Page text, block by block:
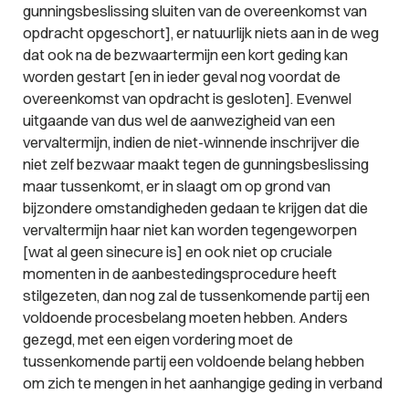
gunningsbeslissing sluiten van de overeenkomst van
opdracht opgeschort], er natuurlijk niets aan in de weg
dat ooknade bezwaartermijn een kort geding kan
worden gestart [en in ieder geval nog voordat de
overeenkomst van opdracht is gesloten]. Evenwel
uitgaande van dus wel de aanwezigheid van een
vervaltermijn, indien de niet-winnende inschrijver die
niet zelf bezwaar maakt tegen de gunningsbeslissing
maar tussenkomt, er in slaagt om op grond van
bijzondere omstandigheden gedaan te krijgen dat die
vervaltermijn haar niet kan worden tegengeworpen
[wat al geen sinecure is] en ook niet op cruciale
momenten in de aanbestedingsprocedure heeft
stilgezeten, dan nog zal de tussenkomende partij een
voldoende procesbelang moeten hebben. Anders
gezegd, met een eigen vordering moet de
tussenkomende partij een voldoende belang hebben
om zich te mengen in het aanhangige geding in verband